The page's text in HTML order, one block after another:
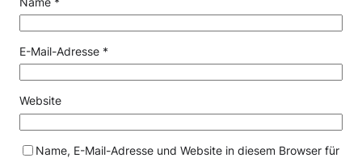
E-Mail-Adresse *
Website
Name, E-Mail-Adresse und Website in diesem Browser für